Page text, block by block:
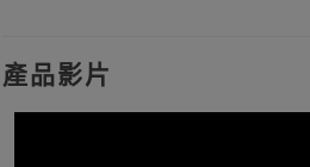
產品影片